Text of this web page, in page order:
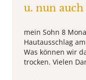
u. nun
mein Sohn 8
Hautausschlag
Was können wir
trocken. Vielen